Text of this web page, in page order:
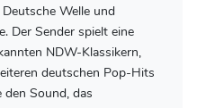
Welle und
Der Sender spielt eine
NDW-Klassikern,
deutschen Pop-Hits
Sound, das